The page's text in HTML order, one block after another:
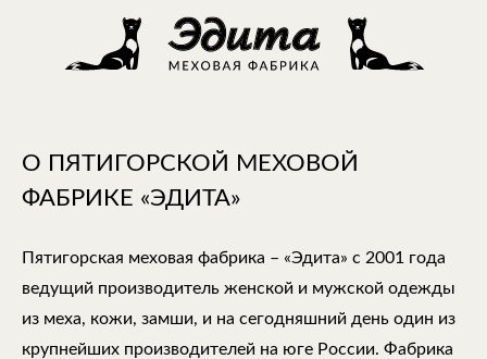
О ПЯТИГОРСКОЙ МЕХОВОЙ
ФАБРИКЕ «ЭДИТА»
Пятигорская меховая фабрика – «Эдита» с 2001 года
ведущий производитель женской и мужской одежды
из меха, кожи, замши, и на сегодняшний день один из
крупнейших производителей на юге России. Фабрика